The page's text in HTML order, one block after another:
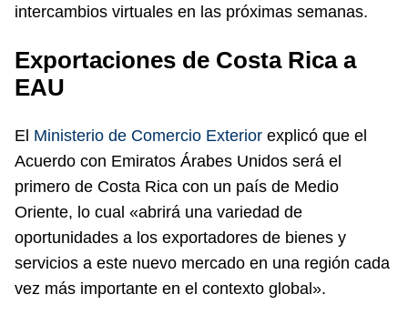
intercambios virtuales en las próximas semanas.
Exportaciones de Costa Rica a
EAU
El Ministerio de Comercio Exterior explicó que el
Acuerdo con Emiratos Árabes Unidos será el
primero de Costa Rica con un país de Medio
Oriente, lo cual «abrirá una variedad de
oportunidades a los exportadores de bienes y
servicios a este nuevo mercado en una región cada
vez más importante en el contexto global».